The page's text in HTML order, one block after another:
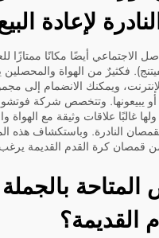
لإعادة
الاجتماعي أيضًا مكانًا ممتازًا
فكثيرٌ من الهواة
ويمكنك الانضمام إلى
يبيعونها. وتتخصص شركة فوتشو
غالبًا علاقات وثيقة مع الهواة
النادرة. وباستكشاف هذه
قمصان كرة القدم القديمة
المتاحة
القديمة؟